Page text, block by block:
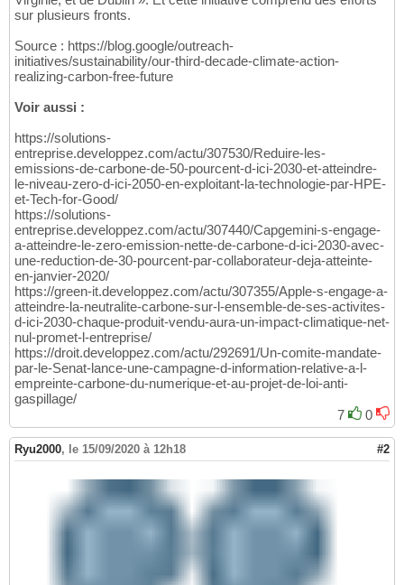
sur plusieurs fronts.
Source : https://blog.google/outreach-
initiatives/sustainability/our-third-decade-climate-action-
realizing-carbon-free-future
Voir aussi :
https://solutions-
entreprise.developpez.com/actu/307530/Reduire-les-
emissions-de-carbone-de-50-pourcent-d-ici-2030-et-atteindre-
le-niveau-zero-d-ici-2050-en-exploitant-la-technologie-par-HPE-
et-Tech-for-Good/
https://solutions-
entreprise.developpez.com/actu/307440/Capgemini-s-engage-
a-atteindre-le-zero-emission-nette-de-carbone-d-ici-2030-avec-
une-reduction-de-30-pourcent-par-collaborateur-deja-atteinte-
en-janvier-2020/
https://green-it.developpez.com/actu/307355/Apple-s-engage-a-
atteindre-la-neutralite-carbone-sur-l-ensemble-de-ses-activites-
d-ici-2030-chaque-produit-vendu-aura-un-impact-climatique-net-
nul-promet-l-entreprise/
https://droit.developpez.com/actu/292691/Un-comite-mandate-
par-le-Senat-lance-une-campagne-d-information-relative-a-l-
empreinte-carbone-du-numerique-et-au-projet-de-loi-anti-
gaspillage/
7
0
Ryu2000, le 15/09/2020 à 12h18 #2